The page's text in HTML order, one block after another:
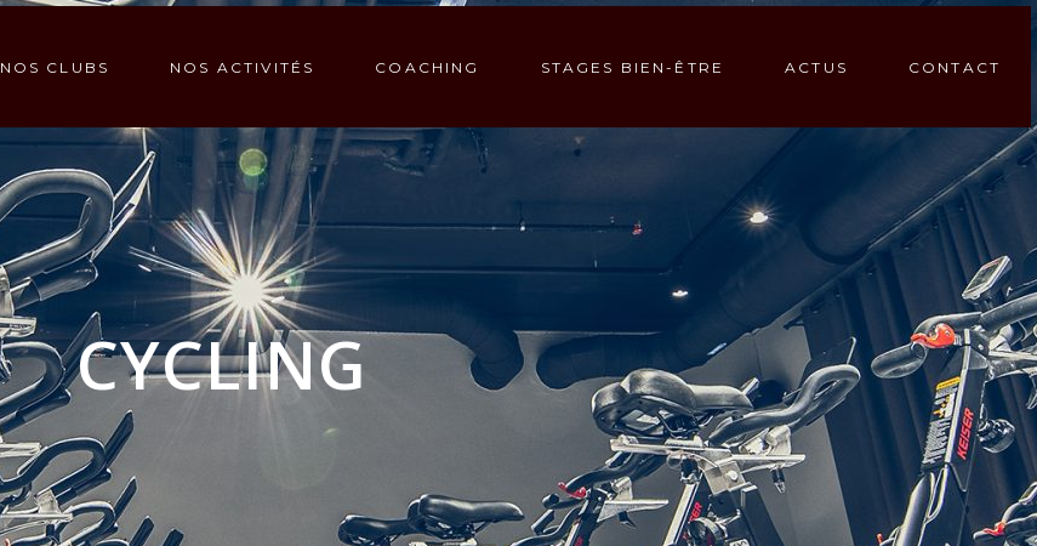
NOS CLUBS NOS ACTIVITÉS COACHING STAGES BIEN-ÊTRE ACTUS CONTACT
CYCLING